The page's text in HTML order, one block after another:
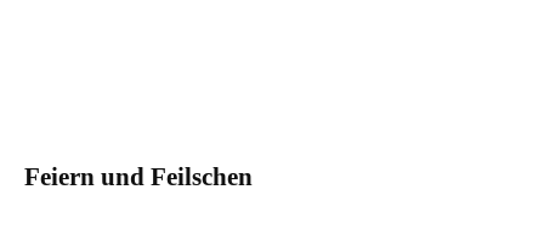
Feiern und Feilschen